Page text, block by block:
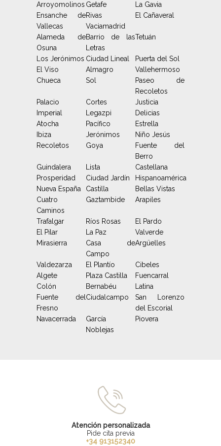
Arroyomolinos Getafe
La Gavia
Ensanche de
Vallecas
Rivas
Vaciamadrid
El Cañaveral
Alameda de
Osuna
Barrio de las
Letras
Tetuán
Los Jerónimos Ciudad Lineal
Puerta del Sol
El Viso
Almagro
Vallehermoso
Chueca
Sol
Paseo de
Recoletos
Palacio
Cortes
Justicia
Imperial
Legazpi
Delicias
Atocha
Pacífico
Estrella
Ibiza
Jerónimos
Niño Jesús
Recoletos
Goya
Fuente del
Berro
Guindalera
Lista
Castellana
Prosperidad
Ciudad Jardín
Hispanoamérica
Nueva España
Castilla
Bellas Vistas
Cuatro
Caminos
Gaztambide Arapiles
Trafalgar Ríos Rosas
El Pardo
El Pilar
La Paz
Valverde
Mirasierra
Casa de
Campo
Argüelles
Valdezarza El Plantío
Cibeles
Algete
Plaza Castilla
Fuencarral
Colón
Bernabéu
Latina
Fuente del
Fresno
Ciudalcampo
San Lorenzo
del Escorial
Navacerrada
García
Noblejas
Piovera
Atención personalizada
Pide cita previa
+34 913152340